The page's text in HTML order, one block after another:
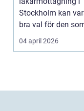
Stockholm kan
bra val för den
träffa en erfaren
specia...
04 april 2026